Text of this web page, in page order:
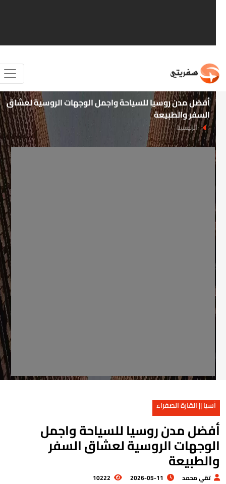
أفضل مدن روسيا للسياحة واجمل الوجهات الروسية لعشاق
السفر والطبيعة
الرئيسية
آسيا || القارة الصفراء
مدن روسيا للسياحة واجمل
الروسية لعشاق السفر
تقي محمد 2026-05-11
10222